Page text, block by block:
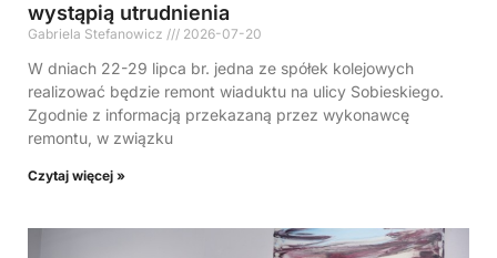
wystąpią utrudnienia
Gabriela Stefanowicz 2026-07-20
W dniach 22-29 lipca br. jedna ze spółek kolejowych
realizować będzie remont wiaduktu na ulicy Sobieskiego.
Zgodnie z informacją przekazaną przez wykonawcę
remontu, w związku
Czytaj więcej »